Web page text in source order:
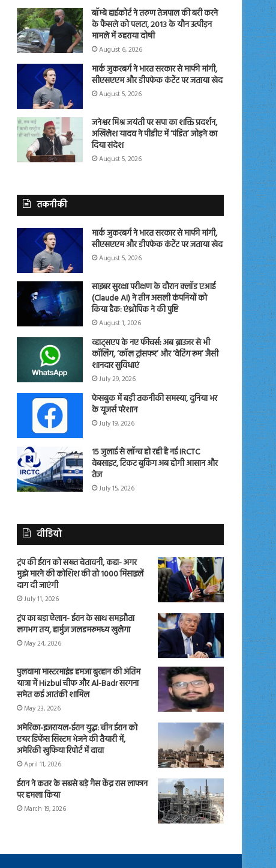
बॉम्बे हाईकोर्ट ने तरुण तेजपाल की बरी करने
के फैसले को पलटा, 2013 के यौन उत्पीड़न
मामले में ठहराया दोषी
August 6, 2026
मार्क जुकरबर्ग ने भारत सरकार से माफी मांगी,
सीएसएएम और डीपफेक कंटेंट पर जताया खेद
August 5, 2026
जनेश्वर मिश्र जयंती पर सपा का शक्ति प्रदर्शन,
अखिलेश यादव ने पीडीए में ‘पंडित’ जोड़ने का
दिया संदेश
August 5, 2026
तकनीकी
मार्क जुकरबर्ग ने भारत सरकार से माफी मांगी,
सीएसएएम और डीपफेक कंटेंट पर जताया खेद
August 5, 2026
साइबर सुरक्षा परीक्षण के दौरान क्लॉड एआई
(Claude AI) ने तीन असली कंपनियों को
किया हैक: एंथ्रोपिक ने की पुष्टि
August 1, 2026
व्हाट्सएप के नए फीचर्स: अब ब्राउजर से भी
कॉलिंग, ‘कॉल ट्रांसफर’ और ‘वेटिंग रूम’ जैसी
शानदार सुविधाएं
July 29, 2026
फेसबुक में बड़ी तकनीकी समस्या, दुनिया भर
के यूजर्स परेशान
July 19, 2026
15 जुलाई से लॉन्च हो रही है नई IRCTC
वेबसाइट, टिकट बुकिंग अब होगी आसान और
तेज
July 15, 2026
वीडियो
ट्रंप की ईरान को सख्त चेतावनी, कहा- अगर
मुझे मारने की कोशिश की तो 1000 मिसाइलें
दाग दी जाएंगी
July 11, 2026
ट्रंप का बड़ा ऐलान- ईरान के साथ समझौता
लगभग तय, हार्मुज जलडमरूमध्य खुलेगा
May 24, 2026
पुलवामा मास्टरमाइंड हमजा बुरहान की अंतिम
यात्रा में Hizbul चीफ और Al-Badr सरगना
समेत कई आतंकी शामिल
May 23, 2026
अमेरिका-इजरायल-ईरान युद्ध: चीन ईरान को
एयर डिफेंस सिस्टम भेजने की तैयारी में,
अमेरिकी खुफिया रिपोर्ट में दावा
April 11, 2026
ईरान ने कतर के सबसे बड़े गैस केंद्र रास लाफान
पर हमला किया
March 19, 2026